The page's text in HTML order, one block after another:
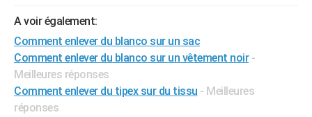
LIFESTYLE
Art de vivre
Bien-être
Loisirs
Mode
Modes de vie
SANTE
Alimentation
Guide de la santé
Maladies
Médicaments
Sommeil
VOYAGE
Destinations
City break
Voyage nature
Voyage de noces
Forum
Climat
+PHOTO
A voir également:
Comment enlever du blanco sur un sac
Comment enlever du blanco sur un vêtement noir -
Meilleures réponses
Comment enlever du tipex sur du tissu - Meilleures
réponses